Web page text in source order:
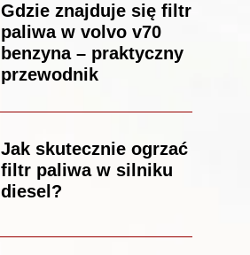
Gdzie znajduje się filtr
paliwa w volvo v70
benzyna – praktyczny
przewodnik
Jak skutecznie ogrzać
filtr paliwa w silniku
diesel?